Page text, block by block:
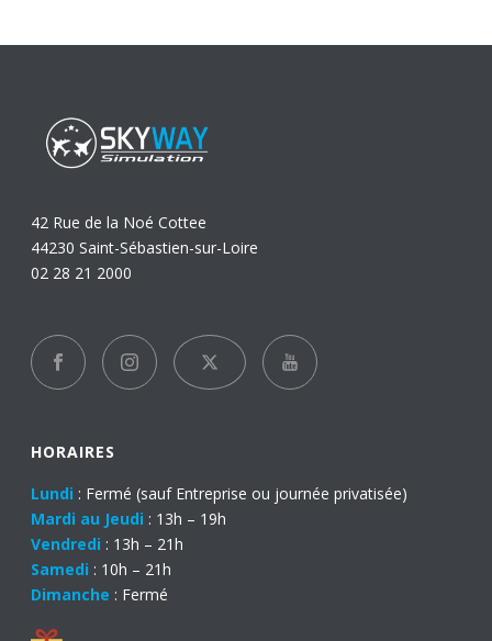
42 Rue de la Noé Cottee
44230 Saint-Sébastien-sur-Loire
02 28 21 2000
HORAIRES
Lundi : Fermé (sauf Entreprise ou journée privatisée)
Mardi au Jeudi : 13h – 19h
Vendredi : 13h – 21h
Samedi : 10h – 21h
Dimanche : Fermé